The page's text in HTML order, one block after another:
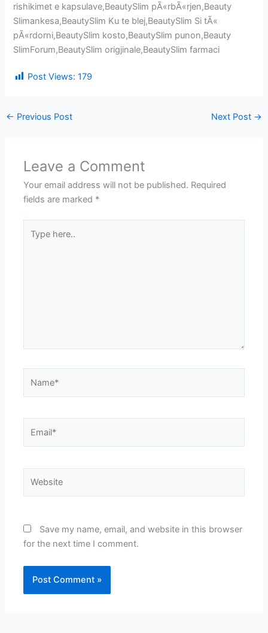
rishikimet e kapsulave,BeautySlim pÃ«rbÃ«rjen,Beauty
Slimankesa,BeautySlim Ku te blej,BeautySlim Si tÃ«
pÃ«rdorni,BeautySlim kosto,BeautySlim punon,Beauty
SlimForum,BeautySlim origjinale,BeautySlim farmaci
Post Views: 179
← Previous Post Next Post →
Leave a Comment
Your email address will not be published. Required
fields are marked *
here..
Save my name, email, and website in this browser
for the next time I comment.